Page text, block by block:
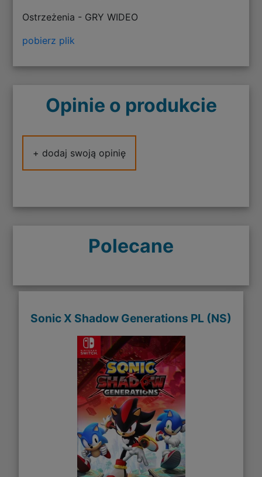
Ostrzeżenia - GRY WIDEO
pobierz plik
Opinie o produkcie
+ dodaj swoją opinię
Polecane
Sonic X Shadow Generations PL (NS)